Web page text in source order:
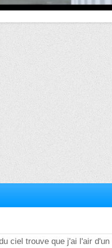
ciel trouve que j'ai l'air